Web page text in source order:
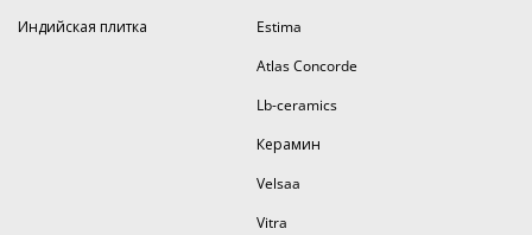
Индийская плитка
Estima
Atlas Concorde
Lb-ceramics
Керамин
Velsaa
Vitra